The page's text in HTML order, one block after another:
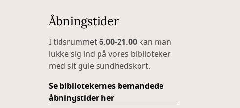
Åbningstider
I tidsrummet6.00-21.00 kan man
lukke sig ind på vores biblioteker
med sit gule sundhedskort.
Se bibliotekernes bemandede
åbningstider her